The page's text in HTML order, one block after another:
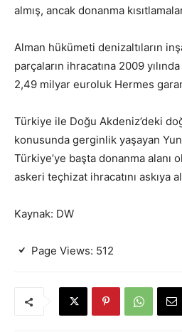
almış, ancak donanma
Alman hükümeti denizaltıların
parçaların ihracatına 2009
2,49 milyar euroluk Hermes
Türkiye ile Doğu Akdeniz’deki
konusunda gerginlik yaşayan
Türkiye’ye başta donanma alanı
askeri teçhizat ihracatını askıya
Kaynak: DW
Page Views: 512